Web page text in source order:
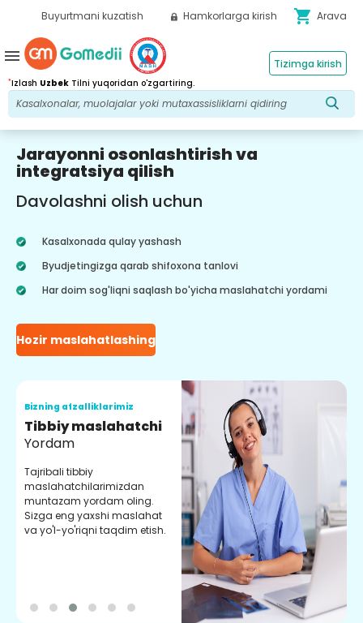
Buyurtmani kuzatish Hamkorlarga kirish shopping_cart Arava
*Izlash Uzbek Tilni yuqoridan o'zgartiring.
Tizimga kirish
menu
Jarayonni osonlashtirish va
integratsiya qilish
Davolashni olish uchun
Kasalxonada qulay yashash
Byudjetingizga qarab shifoxona tanlovi
Har doim sog'liqni saqlash bo'yicha maslahatchi yordami
Hozir maslahatlashing
Bizning afzalliklarimiz
Tibbiy maslahatchi
Yordam
Tajribali tibbiy
maslahatchilarimizdan
muntazam yordam oling.
Sizga eng yaxshi maslahat
va yo'l-yo'riqni taqdim etish.